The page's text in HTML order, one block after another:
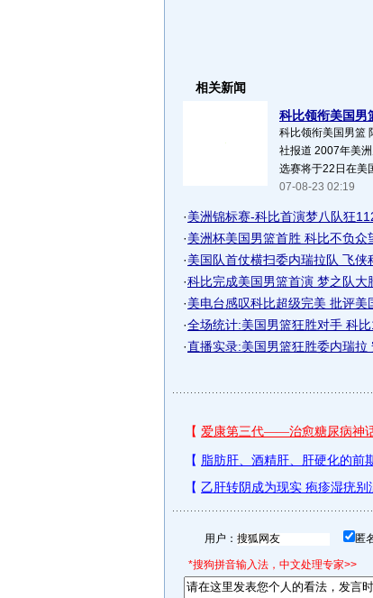
相关新闻
科比领衔美国男
科比领衔美国男篮
社报道 2007年美
选赛将于22日在美
07-08-23 02:19
·美洲锦标赛-科比首演梦八队狂
·美洲杯美国男篮首胜 科比不负众
·美国队首仗横扫委内瑞拉队 飞侠
·科比完成美国男篮首演 梦之队大
·美电台感叹科比超级完美 批评美
·全场统计:美国男篮狂胜对手 科
·直播实录:美国男篮狂胜委内瑞拉
用户： 匿
*搜狗拼音输入法，中文处理专家>>